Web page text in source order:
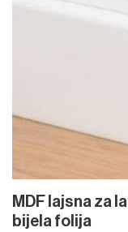
MDF lajsna za
bijela folija